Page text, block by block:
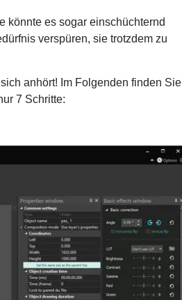
könnte es sogar einschüchternd
verspüren, sie trotzdem zu
anhört! Im Folgenden finden Sie
7 Schritte: